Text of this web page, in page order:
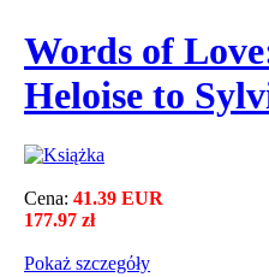
Words of
Heloise to
Cena: 41.39 EUR
177.97 zł
Pokaż szczegόły